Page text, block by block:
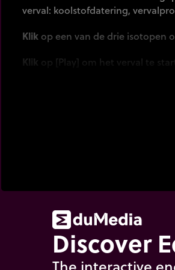
verval: koolstofdatering,
Klik op een van de drie isotopen
Klik op [Play] om het verval te
Discover